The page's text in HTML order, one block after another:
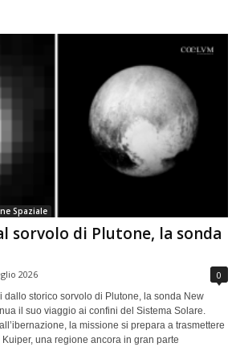
Spaziale
sorvolo di Plutone, la sonda
2026 0
dallo storico sorvolo di Plutone, la sonda New
il suo viaggio ai confini del Sistema Solare.
la missione si prepara a trasmettere
una regione ancora in gran parte